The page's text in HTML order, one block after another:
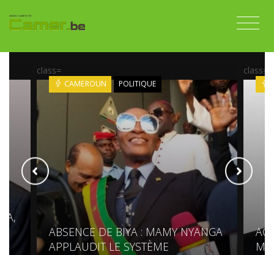
class=
CAMEROUN POLITIQUE
ABSENCE DE BIYA : MAMY NYANGA
APPLAUDIT LE SYSTÈME
class=